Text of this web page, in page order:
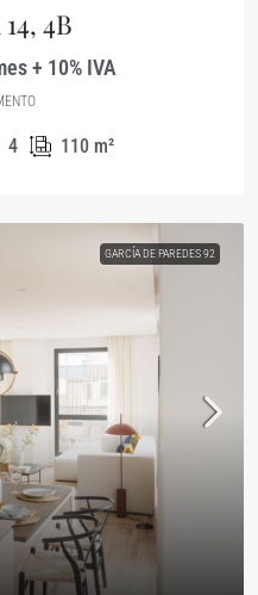
4B
+ 10% IVA
4 110 m²
GARCÍA DE PAREDES 92